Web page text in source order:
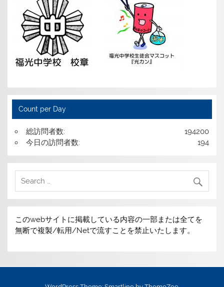
Count per Day
194200
総訪問者数:
194
今日の訪問者数:
このwebサイトに掲載している内容の一部または全てを
無断で複製/転用/Netで流すことを禁止いたします。